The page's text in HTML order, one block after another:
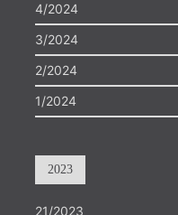
4/2024
3/2024
2/2024
1/2024
2023
21/2023